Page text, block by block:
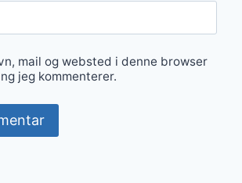
mail og websted i denne browser
jeg kommenterer.